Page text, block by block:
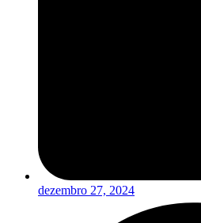
dezembro 27, 2024